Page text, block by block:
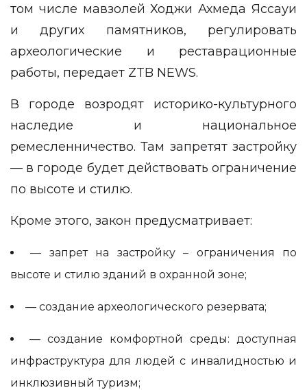
том числе мавзолей Ходжи Ахмеда Яссауи
и других памятников, регулировать
археологические и реставрационные
работы, передает ZTB NEWS.
В городе возродят историко-культурного
наследие и национальное
ремесленничество. Там запретят застройку
— в городе будет действовать ограничение
по высоте и стилю.
Кроме этого, закон предусматривает:
— запрет на застройку – ограничения по
высоте и стилю зданий в охранной зоне;
— создание археологического резервата;
— создание комфортной среды: доступная
инфраструктура для людей с инвалидностью и
инклюзивный туризм;